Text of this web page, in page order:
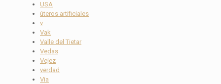
USA
úteros artificiales
v
Vak
Valle del Tietar
Vedas
Vejez
verdad
Via